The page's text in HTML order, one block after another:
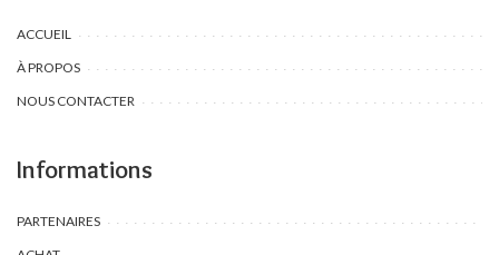
ACCUEIL
À PROPOS
NOUS CONTACTER
Informations
PARTENAIRES